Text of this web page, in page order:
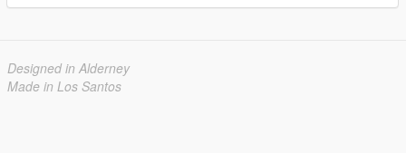
Designed in Alderney
Made in Los Santos